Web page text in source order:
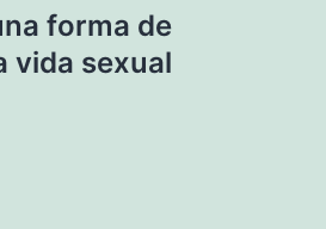
forma de
vida sexual